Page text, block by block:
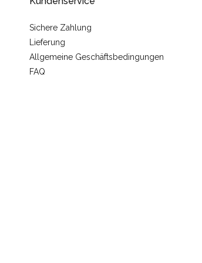
Sichere Zahlung
Lieferung
Allgemeine Geschäftsbedingungen
FAQ